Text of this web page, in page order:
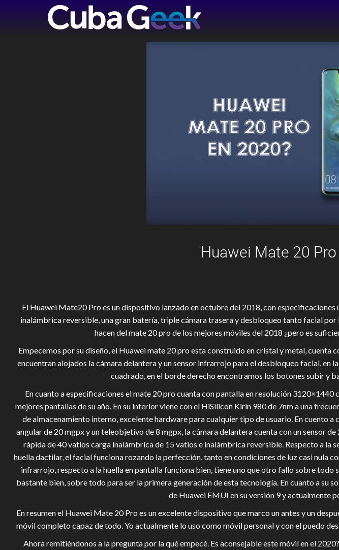
Huawei Mate 20
El Huawei Mate20 Pro es un dispositivo lanzado en octubre del 2018, con
inalámbrica reversible, una gran batería, triple cámara trasera y desbloqueo tanto facial
hacen del mate 20 pro de los mejores móviles del 2018 ¿pero es
Empecemos por su diseño, el Huawei mate 20 pro esta construido en cristal y metal, cuenta
encuentran alojados la cámara delantera y un sensor infrarrojo para el desbloqueo facial,
cuadrado, en el borde derecho encontramos los botones subir y
En cuanto a especificaciones el mate 20 pro cuanta con pantalla en resolución 3120×1440
mejores pantallas de su año. En su interior viene con el HiSilicon Kirin 980 de 7nm a una
de almacenamiento interno, excelente hardware para cualquier tipo de usuario. En cuento
angular de 20 mgpx y un teleobjetivo de 8 mgpx, la cámara delantera cuenta con un sensor
rápida de 40 vatios carga inalámbrica de 15 vatios e inalámbrica reversible. Respecto a
huella dactilar, el facial funciona rozando la perfección, tanto en condiciones de luz casi nula
infrarrojo, respecto a la huella en pantalla funciona bien, tiene uno que otro fallo sobre todo
bastante bien, sobre todo para ser la primera generación de esta tecnología. En cuanto a
de Huawei EMUI en su versión 9 y actualmente
En resumen el Huawei Mate 20 Pro es un excelente dispositivo que marco un antes y un
móvil completo capaz de todo. Yo actualmente lo uso como móvil personal y con el puedo
Ahora remitiéndonos a la pregunta por la qué empecé. Es aconsejable este móvil en el